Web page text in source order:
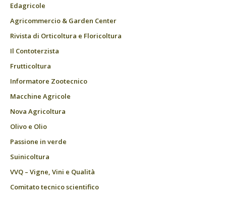
Edagricole
Agricommercio & Garden Center
Rivista di Orticoltura e Floricoltura
Il Contoterzista
Frutticoltura
Informatore Zootecnico
Macchine Agricole
Nova Agricoltura
Olivo e Olio
Passione in verde
Suinicoltura
VVQ – Vigne, Vini e Qualità
Comitato tecnico scientifico